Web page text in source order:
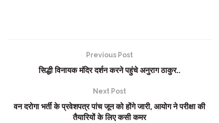
Previous Post
सिद्धी विनायक मंदिर दर्शन करने पहुंचे अनुराग ठाकुर..
Next Post
वन दरोगा भर्ती के प्रवेशपत्र पांच जून को होंगे जारी, आयोग ने परीक्षा की
तैयारियों के लिए कसी कमर